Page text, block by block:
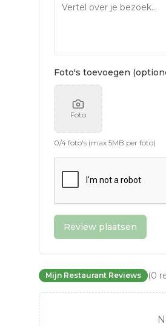
Foto's toevoegen
Foto
0/4 foto's (max 5MB per foto)
Review plaatsen
Mijn Restaurant Reviews (0